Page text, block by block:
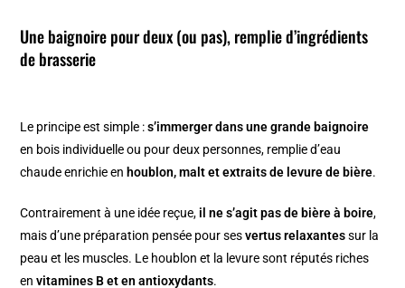
Une baignoire pour deux (ou pas), remplie d’ingrédients
de brasserie
Le principe est simple :s’immerger dans une grande baignoire
en bois individuelle ou pour deux personnes, remplie d’eau
chaude enrichie en houblon, malt et extraits de levure de bière.
Contrairement à une idée reçue, il ne s’agit pas de bière à boire,
mais d’une préparation pensée pour sesvertus relaxantessur la
peau et les muscles. Le houblon et la levure sont réputés riches
envitamines B et en antioxydants.